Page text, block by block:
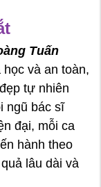
Tuấn
và an toàn,
tự nhiên
ngũ bác sĩ
đại, mỗi ca
hành theo
lâu dài và